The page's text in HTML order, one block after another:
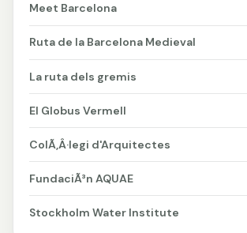
Meet Barcelona
Ruta de la Barcelona Medieval
La ruta dels gremis
El Globus Vermell
ColÃ‚Â·legi d'Arquitectes
FundaciÃ³n AQUAE
Stockholm Water Institute